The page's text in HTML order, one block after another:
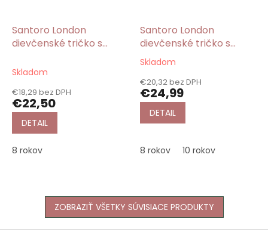
Santoro London
dievčenské tričko s
modré Beach
Skladom
€18,29 bez DPH
€22,50
DETAIL
8 rokov
Santoro London
dievčenské tričko s
krátkym rukávom
ružové Every Summer
Has a Story/Gorjuss
Priemerné
produktu
je
5,0
Skladom
€20,32 bez DPH
€24,99
DETAIL
8 rokov 10 rokov
ZOBRAZIŤ VŠETKY SÚVISIACE PRODUKTY
Z